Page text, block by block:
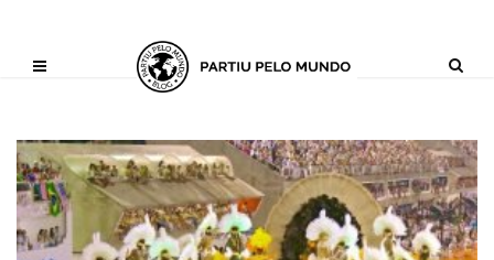
('AI_CONTENT_MARKER_NO_GET_SIDEBAR', true);